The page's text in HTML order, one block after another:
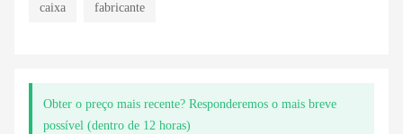
caixa fabricante
Obter o preço mais recente? Responderemos o mais breve
possível (dentro de 12 horas)